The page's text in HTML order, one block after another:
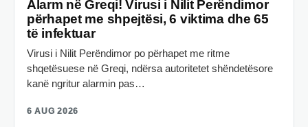
Alarm në Greqi! Virusi i Nilit Perëndimor
përhapet me shpejtësi, 6 viktima dhe 65
të infektuar
Virusi i Nilit Perëndimor po përhapet me ritme
shqetësuese në Greqi, ndërsa autoritetet shëndetësore
kanë ngritur alarmin pas…
6 AUG 2026